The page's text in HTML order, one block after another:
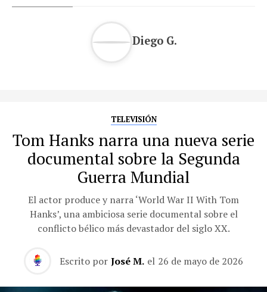
Diego G.
TELEVISIÓN
Tom Hanks narra una nueva serie
documental sobre la Segunda
Guerra Mundial
El actor produce y narra ‘World War II With Tom
Hanks’, una ambiciosa serie documental sobre el
conflicto bélico más devastador del siglo XX.
Escrito por José M. el 26 de mayo de 2026